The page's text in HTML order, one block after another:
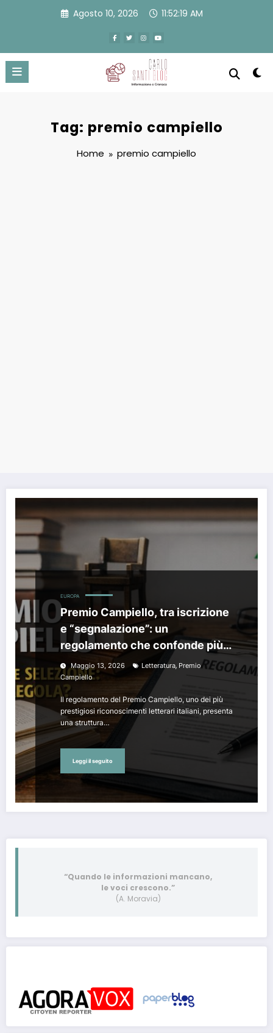
Agosto 10, 2026 11:52:20 AM
Tag: premio campiello
Home premio campiello
EUROPA
Premio Campiello, tra iscrizione
e “segnalazione”: un
regolamento che confonde più
che chiarire
Maggio 13, 2026 Letteratura, Premio
Campiello
Il regolamento del Premio Campiello, uno dei più
prestigiosi riconoscimenti letterari italiani, presenta
una struttura…
Leggi il seguito
“Quando le informazioni mancano,
le voci crescono.”
(A. Moravia)